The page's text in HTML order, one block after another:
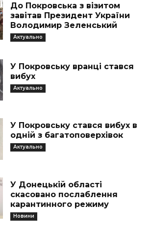
До Покровська з візитом
завітав Президент України
Володимир Зеленський
Актуально
У Покровську вранці стався
вибух
Актуально
У Покровську стався вибух в
одній з багатоповерхівок
Актуально
У Донецькій області
скасовано послаблення
карантинного режиму
Новини